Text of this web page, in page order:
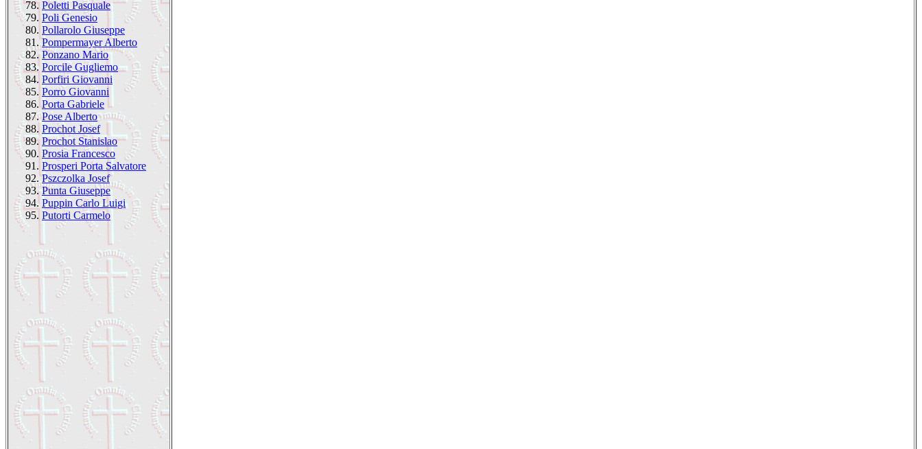
78. Poletti Pasquale
79. Poli Genesio
80. Pollarolo Giuseppe
81. Pompermayer Alberto
82. Ponzano Mario
83. Porcile Gugliemo
84. Porfiri Giovanni
85. Porro Giovanni
86. Porta Gabriele
87. Pose Alberto
88. Prochot Josef
89. Prochot Stanislao
90. Prosia Francesco
91. Prosperi Porta Salvatore
92. Pszczolka Josef
93. Punta Giuseppe
94. Puppin Carlo Luigi
95. Putorti Carmelo